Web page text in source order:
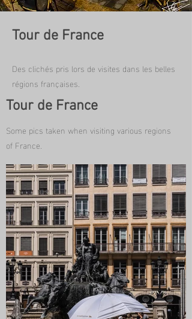
Tour de France
Des clichés pris lors de visites dans les belles
régions françaises.
Tour de France
Some pics taken when visiting various regions
of France.